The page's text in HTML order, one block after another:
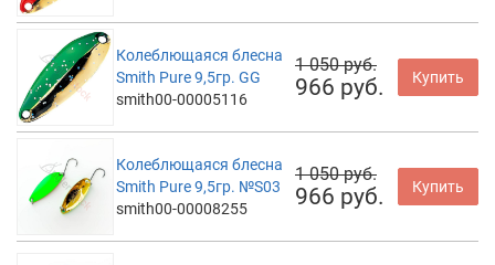
Колеблющаяся блесна
Smith Pure 9,5гр. GG
smith00-00005116
1 050 руб.
966 руб. Купить
Колеблющаяся блесна
Smith Pure 9,5гр. №S03
smith00-00008255
1 050 руб.
966 руб. Купить